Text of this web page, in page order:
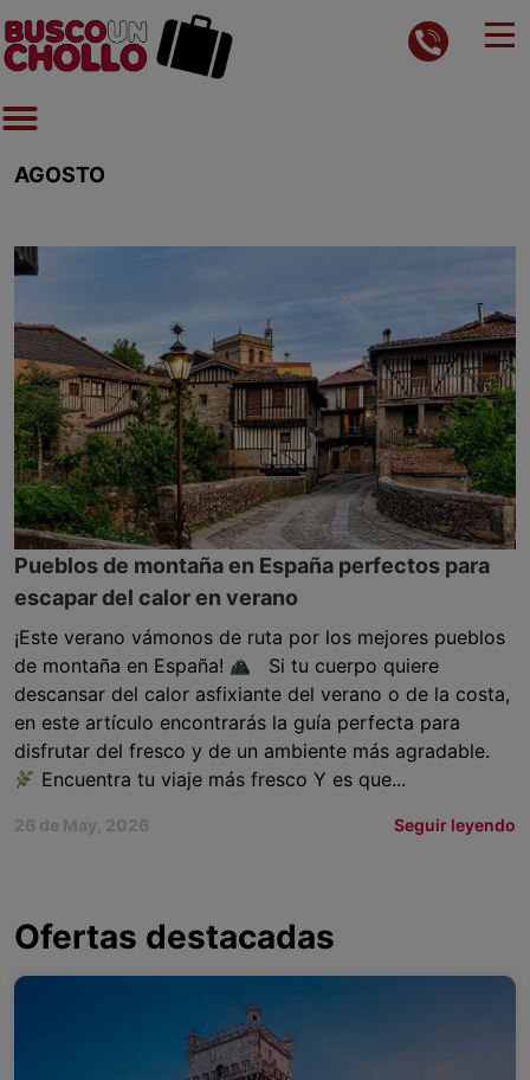
AGOSTO
Pueblos de montaña en España perfectos para
escapar del calor en verano
¡Este verano vámonos de ruta por los mejores pueblos
de montaña en España!
Si tu cuerpo quiere
descansar del calor asfixiante del verano o de la costa,
en este artículo encontrarás la guía perfecta para
disfrutar del fresco y de un ambiente más agradable.
Encuentra tu viaje más fresco Y es que...
26 de May, 2026 Seguir leyendo
Ofertas destacadas